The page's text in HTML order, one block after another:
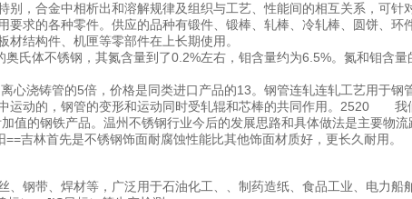
，合金中相析出和溶解规律及组织与工艺、性能间的相互关系，可针
要求的各种零件。供应的品种有锻件、锻棒、轧棒、冷轧棒、圆饼、环
结构件、机匣等零部件在上长期使用。
氏体不锈钢，其氮含量到了0.2%左右，钼含量约为6.5%。氮和钼含
浇铸管的5倍，价格是同类进口产品的13。钢管连轧连轧工艺用于钢
运动的，钢管的变形和运动同时受轧辊和芯棒的共同作用。2520 我
值的钢铁产品。温州不锈钢行业今后的发展思路和具体做法是主要物
吉林首先是不锈钢饰面耐腐蚀性能比其他饰面材质好，更长久耐用。
、钢带、焊材等，广泛用于石油化工、、制药造纸、食品工业、电力船